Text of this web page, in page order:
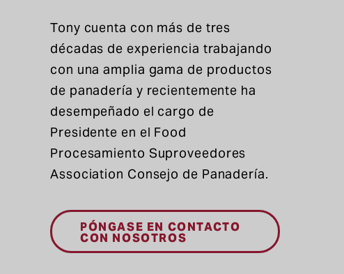
Tony cuenta con más de tres
décadas de experiencia trabajando
con una amplia gama de productos
de panadería y recientemente ha
desempeñado el cargo de
Presidente en el Food
Procesamiento Suproveedores
Association Consejo de Panadería.
PÓNGASE EN CONTACTO
CON NOSOTROS